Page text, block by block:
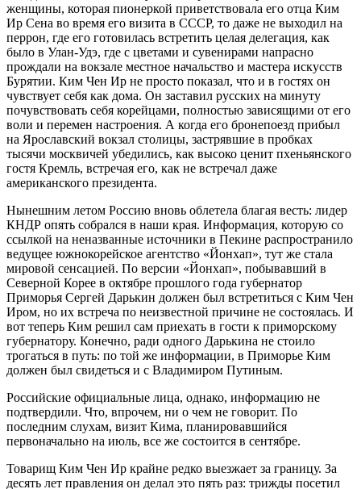
женщины, которая пионеркой приветствовала его отца Ким
Ир Сена во время его визита в СССР, то даже не выходил на
перрон, где его готовилась встретить целая делегация, как
было в Улан-Удэ, где с цветами и сувенирами напрасно
прождали на вокзале местное начальство и мастера искусств
Бурятии. Ким Чен Ир не просто показал, что и в гостях он
чувствует себя как дома. Он заставил русских на минуту
почувствовать себя корейцами, полностью зависящими от его
воли и перемен настроения. А когда его бронепоезд прибыл
на Ярославский вокзал столицы, застрявшие в пробках
тысячи москвичей убедились, как высоко ценит пхеньянского
гостя Кремль, встречая его, как не встречал даже
американского президента.
Нынешним летом Россию вновь облетела благая весть: лидер
КНДР опять собрался в наши края. Информация, которую со
ссылкой на неназванные источники в Пекине распространило
ведущее южнокорейское агентство «Йонхап», тут же стала
мировой сенсацией. По версии «Йонхап», побывавший в
Северной Корее в октябре прошлого года губернатор
Приморья Сергей Дарькин должен был встретиться с Ким Чен
Иром, но их встреча по неизвестной причине не состоялась. И
вот теперь Ким решил сам приехать в гости к приморскому
губернатору. Конечно, ради одного Дарькина не стоило
трогаться в путь: по той же информации, в Приморье Ким
должен был свидеться и с Владимиром Путиным.
Российские официальные лица, однако, информацию не
подтвердили. Что, впрочем, ни о чем не говорит. По
последним слухам, визит Кима, планировавшийся
первоначально на июль, все же состоится в сентябре.
Товарищ Ким Чен Ир крайне редко выезжает за границу. За
десять лет правления он делал это пять раз: трижды посетил